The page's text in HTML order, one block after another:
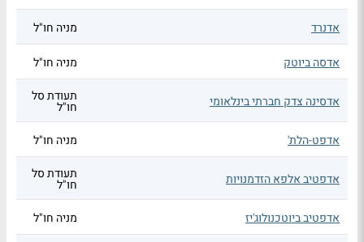
אדנרד מניה חו"ל
אדסה ביוטק מניה חו"ל
אדסינה צדק חברתי בינלאומי תעודת סל
חו"ל
אדפט-הלת'
מניה חו"ל
אדפטיב אלפא הזדמנויות תעודת סל
חו"ל
אדפטיב ביוטכנולוג'יז
מניה חו"ל